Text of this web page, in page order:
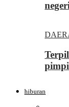
hiburan